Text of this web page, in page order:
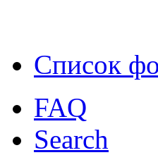
Список
FAQ
Search